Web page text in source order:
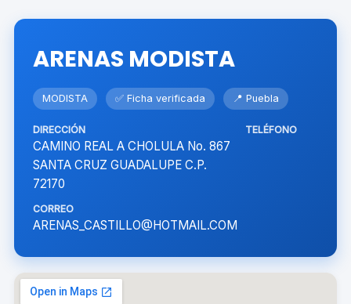
ARENAS MODISTA
MODISTA ✅ Ficha verificada 📍 Puebla
DIRECCIÓN
CAMINO REAL A CHOLULA No. 867
SANTA CRUZ GUADALUPE C.P.
72170
TELÉFONO
CORREO
ARENAS_CASTILLO@HOTMAIL.COM